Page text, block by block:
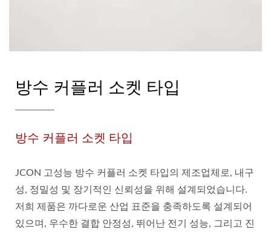
방수 커플러 소켓 타입
방수 커플러 소켓 타입
JCON 고성능 방수 커플러 소켓 타입의 제조업체로, 내구
성, 정밀성 및 장기적인 신뢰성을 위해 설계되었습니다.
저희 제품은 까다로운 산업 표준을 충족하도록 설계되어
있으며, 우수한 결합 안정성, 뛰어난 전기 성능, 그리고 진